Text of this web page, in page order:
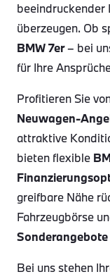
beeindruckender
überzeugen. Ob
BMW 7er– bei
für Ihre
Profitieren Sie
Neuwagen-
attraktive
bieten flexible
greifbare Nähe
Fahrzeugbörse
Sonderangebote
Bei uns stehen